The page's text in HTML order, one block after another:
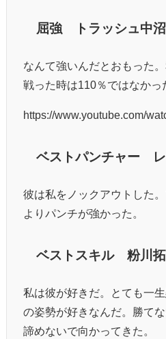
屈強 トラッシュ中沼
なんて強いんだとおもった
戦った時は110％ではなかっ
https://www.youtube.com/
ベストパンチャー レ
彼は私をノックアウトした
よりパンチが強かった。
ベストスキル 粉川
私は彼が好きだ。とても一
の姿勢が好きなんだ。勝て
諦めないで向かってきた。